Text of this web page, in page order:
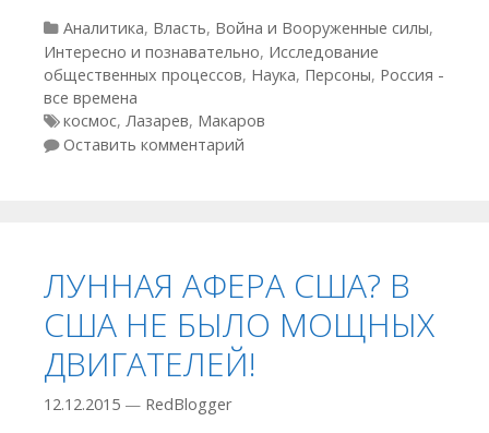
Рубрики
Аналитика, Власть, Война и Вооруженные силы,
Интересно и познавательно, Исследование
общественных процессов, Наука, Персоны, Россия -
все времена
Метки
космос, Лазарев, Макаров
Оставить комментарий
ЛУННАЯ АФЕРА США? В
США НЕ БЫЛО МОЩНЫХ
ДВИГАТЕЛЕЙ!
12.12.2015 — RedBlogger